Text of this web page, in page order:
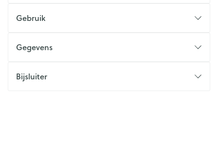
Gebruik
Gegevens
Bijsluiter